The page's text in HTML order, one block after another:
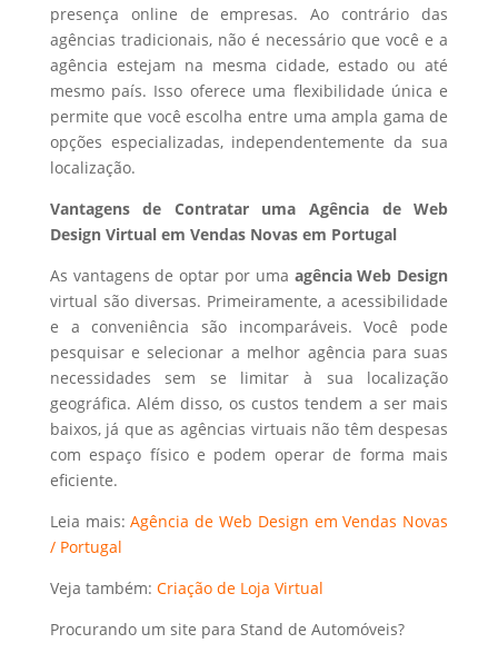
presença online de empresas. Ao contrário das
agências tradicionais, não é necessário que você e a
agência estejam na mesma cidade, estado ou até
mesmo país. Isso oferece uma flexibilidade única e
permite que você escolha entre uma ampla gama de
opções especializadas, independentemente da sua
localização.
Vantagens de Contratar uma Agência de Web
Design Virtual em Vendas Novas em Portugal
As vantagens de optar por uma agência Web Design
virtual são diversas. Primeiramente, a acessibilidade
e a conveniência são incomparáveis. Você pode
pesquisar e selecionar a melhor agência para suas
necessidades sem se limitar à sua localização
geográfica. Além disso, os custos tendem a ser mais
baixos, já que as agências virtuais não têm despesas
com espaço físico e podem operar de forma mais
eficiente.
Leia mais:Agência de Web Design em Vendas Novas
/ Portugal
Veja também: Criação de Loja Virtual
Procurando um site para Stand de Automóveis?